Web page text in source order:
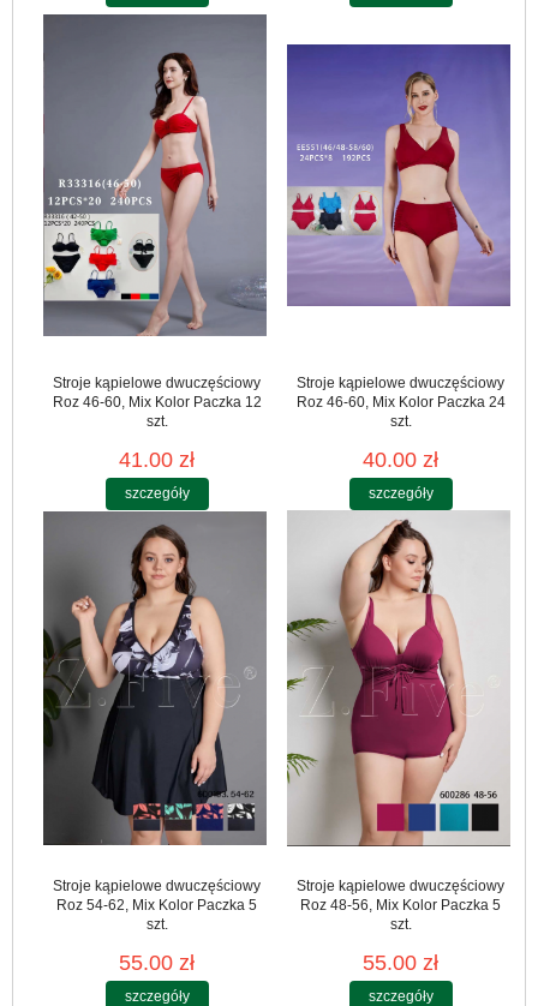
Stroje kąpielowe dwuczęściowy
Roz 46-60, Mix Kolor Paczka 12
szt.
41.00 zł
szczegóły
Stroje kąpielowe dwuczęściowy
Roz 46-60, Mix Kolor Paczka 24
szt.
40.00 zł
szczegóły
Stroje kąpielowe dwuczęściowy
Roz 54-62, Mix Kolor Paczka 5
szt.
55.00 zł
szczegóły
Stroje kąpielowe dwuczęściowy
Roz 48-56, Mix Kolor Paczka 5
szt.
55.00 zł
szczegóły